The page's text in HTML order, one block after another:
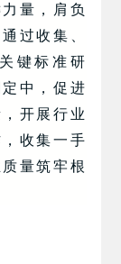
量，肩负
过收集、
键标准研
中，促进
开展行业
收集一手
量筑牢根